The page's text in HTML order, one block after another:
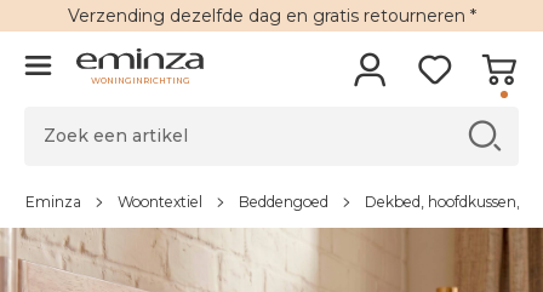
Verzending dezelfde dag en gratis retourneren *
WONINGINRICHTING
Eminza Woontextiel Beddengoed Dekbed, hoofdkussen,